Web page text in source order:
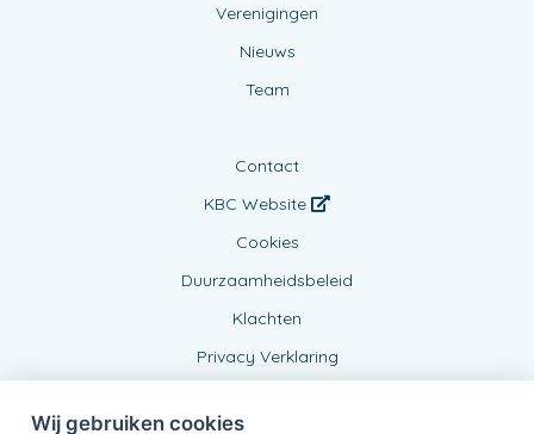
Verenigingen
Nieuws
Team
Contact
KBC Website
Cookies
Duurzaamheidsbeleid
Klachten
Privacy Verklaring
Wij gebruiken cookies